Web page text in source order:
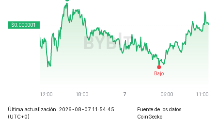
Última actualización: 2026-08-07 11:54:45
(UTC+0)
Fuente de los datos:
CoinGecko